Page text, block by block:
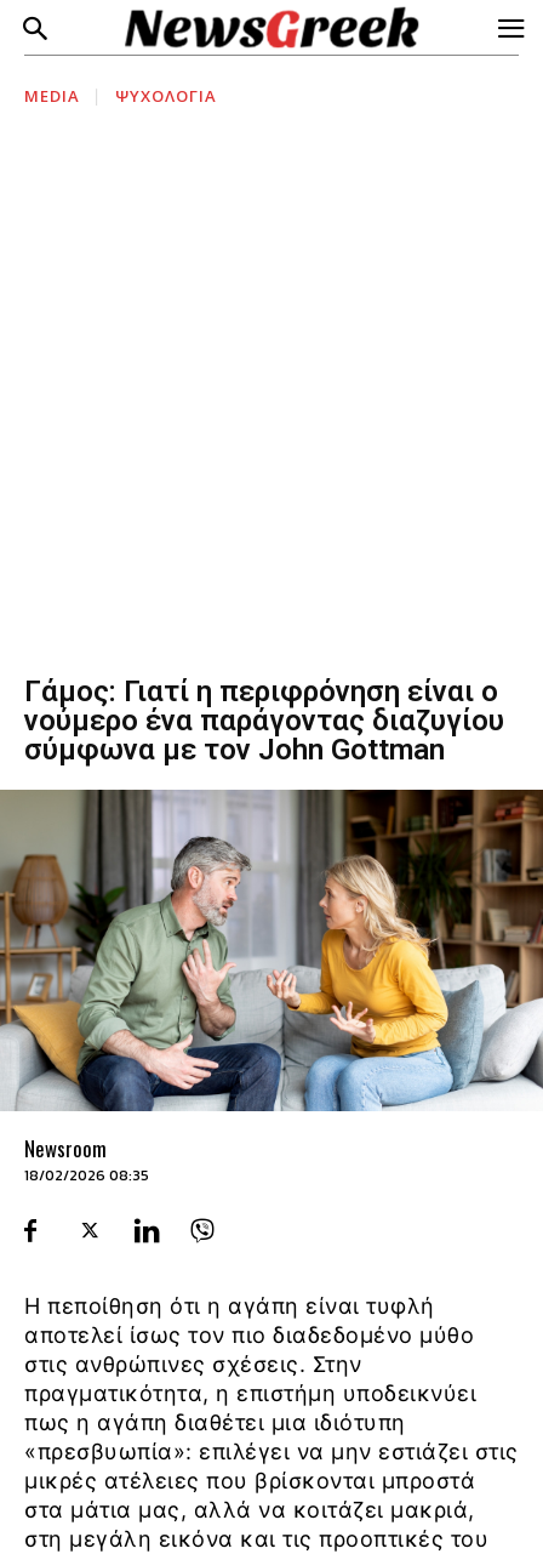
MEDIA ΨΥΧΟΛΟΓΙΑ
Γάμος: Γιατί η περιφρόνηση είναι ο
νούμερο ένα παράγοντας διαζυγίου
σύμφωνα με τον John Gottman
Newsroom
18/02/2026 08:35
Η πεποίθηση ότι η αγάπη είναι τυφλή
αποτελεί ίσως τον πιο διαδεδομένο μύθο
στις ανθρώπινες σχέσεις. Στην
πραγματικότητα, η επιστήμη υποδεικνύει
πως η αγάπη διαθέτει μια ιδιότυπη
«πρεσβυωπία»: επιλέγει να μην εστιάζει στις
μικρές ατέλειες που βρίσκονται μπροστά
στα μάτια μας, αλλά να κοιτάζει μακριά,
στη μεγάλη εικόνα και τις προοπτικές του